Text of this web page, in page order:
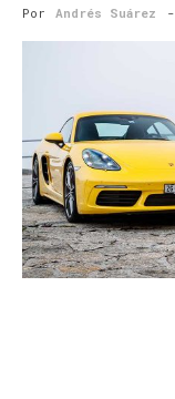
Por Andrés Suárez -